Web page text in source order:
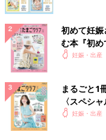
しま
春
す。
カロ
食材
初めて妊
む本『初め
妊娠・出産
まるごと1
〈スペシ
妊娠・出産